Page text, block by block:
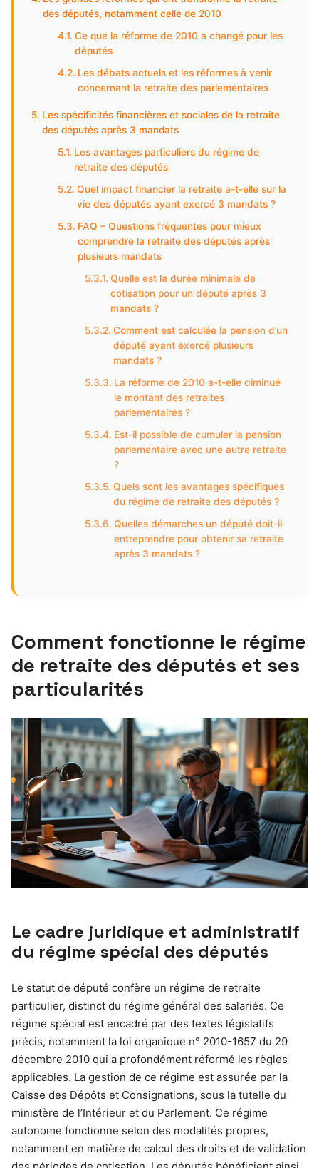
des députés, notamment celle de 2010
Ce que la réforme de 2010 a changé pour les
députés
Les débats actuels et les réformes à venir
concernant la retraite des parlementaires
Les spécificités financières et sociales de la retraite
des députés après 3 mandats
Les avantages particuliers du régime de
retraite des députés
Quel impact financier la retraite a-t-elle sur la
vie des députés ayant exercé 3 mandats ?
FAQ – Questions fréquentes pour mieux
comprendre la retraite des députés après
plusieurs mandats
Quelle est la durée minimale de
cotisation pour un député après 3
mandats ?
Comment est calculée la pension d’un
député ayant exercé plusieurs
mandats ?
La réforme de 2010 a-t-elle diminué
le montant des retraites
parlementaires ?
Est-il possible de cumuler la pension
parlementaire avec une autre retraite
?
Quels sont les avantages spécifiques
du régime de retraite des députés ?
Quelles démarches un député doit-il
entreprendre pour obtenir sa retraite
après 3 mandats ?
Comment fonctionne le régime
de retraite des députés et ses
particularités
Le cadre juridique et administratif
du régime spécial des députés
Le statut de député confère un régime de retraite
particulier, distinct du régime général des salariés. Ce
régime spécial est encadré par des textes législatifs
précis, notamment la loi organique n° 2010-1657 du 29
décembre 2010 qui a profondément réformé les règles
applicables. La gestion de ce régime est assurée par la
Caisse des Dépôts et Consignations, sous la tutelle du
ministère de l’Intérieur et du Parlement. Ce régime
autonome fonctionne selon des modalités propres,
notamment en matière de calcul des droits et de validation